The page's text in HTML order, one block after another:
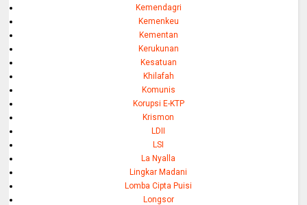
Kemendagri
Kemenkeu
Kementan
Kerukunan
Kesatuan
Khilafah
Komunis
Korupsi E-KTP
Krismon
LDII
LSI
La Nyalla
Lingkar Madani
Lomba Cipta Puisi
Longsor